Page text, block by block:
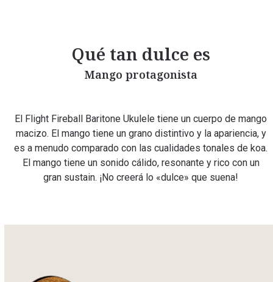
Qué tan dulce es
Mango protagonista
El Flight Fireball Baritone Ukulele tiene un cuerpo de mango
macizo. El mango tiene un grano distintivo y la apariencia, y
es a menudo comparado con las cualidades tonales de koa.
El mango tiene un sonido cálido, resonante y rico con un
gran sustain. ¡No creerá lo «dulce» que suena!